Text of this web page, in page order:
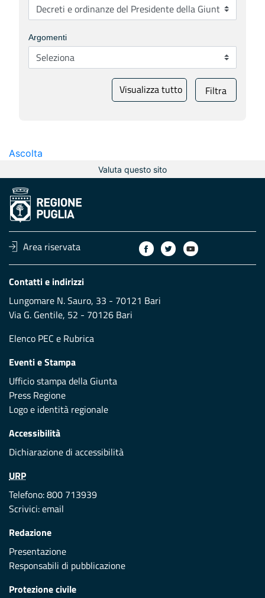
Argomenti
Visualizza tutto Filtra
Ascolta
Valuta questo sito
Area riservata
Contatti e indirizzi
Lungomare N. Sauro, 33 - 70121 Bari
Via G. Gentile, 52 - 70126 Bari
Elenco PEC e Rubrica
Eventi e Stampa
Ufficio stampa della Giunta
Press Regione
Logo e identità regionale
Accessibilità
Dichiarazione di accessibilità
URP
Telefono: 800 713939
Scrivici:email
Redazione
Presentazione
Responsabili di pubblicazione
Protezione civile